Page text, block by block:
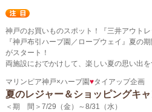
神戸のお買いものスポット！『三井アウト
『神戸布引ハーブ園／ロープウェイ』夏の
がスタート！
両施設におでかけして、楽しい夏の思い出を
マリンピア神戸×ハーブ園♥タイアップ企画
夏のレジャー＆ショッピングキ
＜期 間＞7/29（金）～8/31（水）